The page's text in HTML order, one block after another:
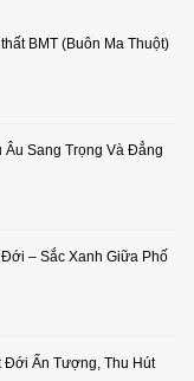
BMT (Buôn Ma Thuột)
Âu Sang Trọng Và Đẳng
– Sắc Xanh Giữa Phố
Đới Ấn Tượng, Thu Hút